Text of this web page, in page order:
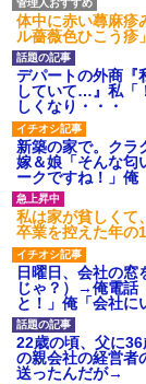
体中に赤い蕁麻疹
ル薔薇色ひこう疹
デパートの外商『
していて…』私「
しくなり・・・
新築の家で。クラ
嫁＆娘「そんな匂
ークですね！」俺
私は家が貧しくて
卒業を控えた年の
日曜日、会社の窓
じゃ？）→俺電話
と！」俺「会社
22歳の頃、父に
の親会社の経営者
送ったんだが→